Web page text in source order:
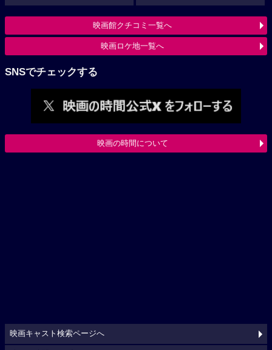
映画館クチコミ一覧へ
映画ロケ地一覧へ
SNSでチェックする
映画の時間について
映画キャスト検索ページへ